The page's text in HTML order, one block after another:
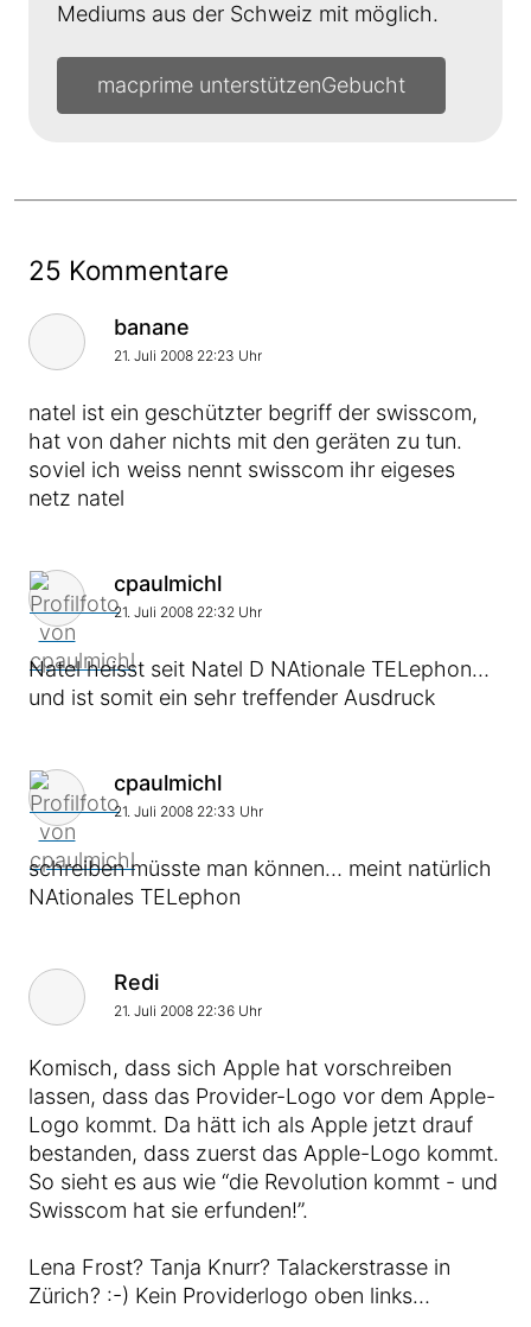
Mediums aus der Schweiz mit möglich.
macprime unterstützen
25 Kommentare
Kommentar von
banane
21. Juli 2008 22:23 Uhr
natel ist ein geschützter begriff der swisscom,
hat von daher nichts mit den geräten zu tun.
soviel ich weiss nennt swisscom ihr eigeses
netz natel
Kommentar von
cpaulmichl
21. Juli 2008 22:32 Uhr
Natel heisst seit Natel D NAtionale TELephon…
und ist somit ein sehr treffender Ausdruck
Kommentar von
cpaulmichl
21. Juli 2008 22:33 Uhr
schreiben müsste man können… meint natürlich
NAtionales TELephon
Kommentar von
Redi
21. Juli 2008 22:36 Uhr
Komisch, dass sich Apple hat vorschreiben
lassen, dass das Provider-Logo vor dem Apple-
Logo kommt. Da hätt ich als Apple jetzt drauf
bestanden, dass zuerst das Apple-Logo kommt.
So sieht es aus wie “die Revolution kommt - und
Swisscom hat sie erfunden!”.
Lena Frost? Tanja Knurr? Talackerstrasse in
Zürich? :-) Kein Providerlogo oben links…